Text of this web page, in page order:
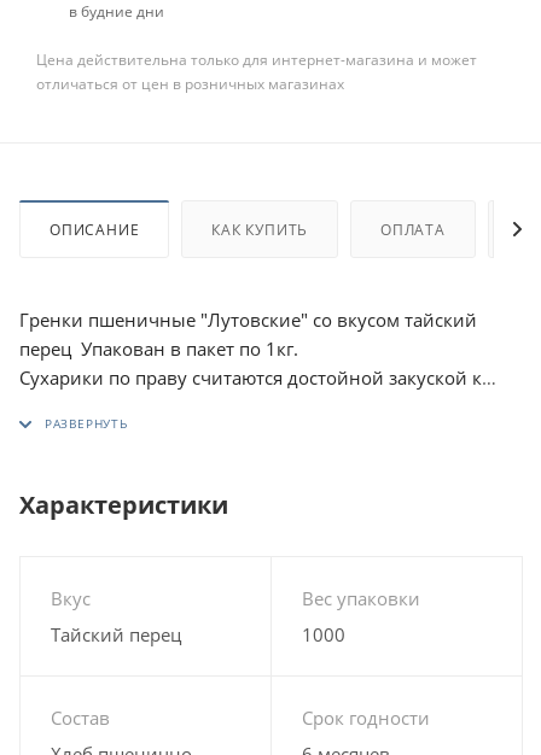
в будние дни
Цена действительна только для интернет-магазина и может
отличаться от цен в розничных магазинах
ОПИСАНИЕ КАК КУПИТЬ ОПЛАТА
Гренки пшеничные "Лутовские" со вкусом тайский
перец Упакован в пакет по 1кг.
Сухарики по праву считаются достойной закуской к
воды, соли, дрожжей хлебопекарных, масла
Гренки сдобрены пищевой добавкой «Тайский пер
отличный вариант для тех, кто любит погорячее.
Характеристики
Вкус
Тайский перец
Вес упаковки
1000
Состав
Срок годности